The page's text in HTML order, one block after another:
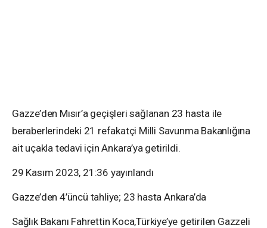
Gazze’den Mısır’a geçişleri sağlanan 23 hasta ile
beraberlerindeki 21 refakatçi Milli Savunma Bakanlığına
ait uçakla tedavi için Ankara’ya getirildi.
29 Kasım 2023, 21:36 yayınlandı
Gazze’den 4’üncü tahliye; 23 hasta Ankara’da
Sağlık Bakanı Fahrettin Koca,Türkiye’ye getirilen Gazzeli